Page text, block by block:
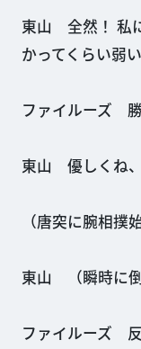
東山 全然！ 私
かってくらい弱
ファイルーズ
東山 優しくね、
（唐突に腕相撲
東山 （瞬時に
ファイルーズ